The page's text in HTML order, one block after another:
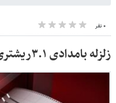
۰ نفر
زلزله بامدادی ۳.۱ریشتری در پردیس